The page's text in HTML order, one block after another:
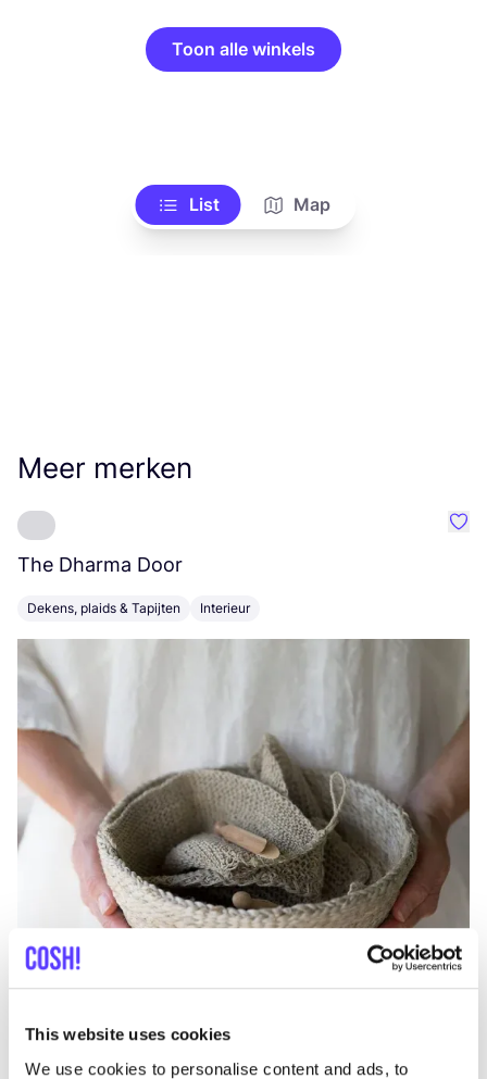
This website uses cookies
We use cookies to personalise content and ads, to
Toon alle winkels
List Map
Meer merken
The Dharma Door
Dekens, plaids & Tapijten Interieur